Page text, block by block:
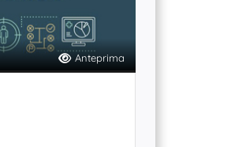
Anteprima